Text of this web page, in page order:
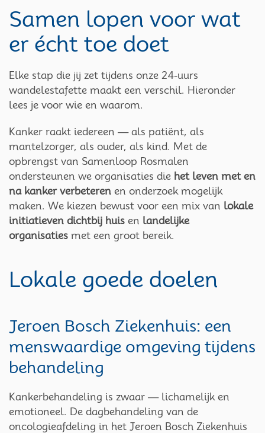
Samen lopen voor wat
er écht toe doet
Elke stap die jij zet tijdens onze 24-uurs
wandelestafette maakt een verschil. Hieronder
lees je voor wie en waarom.
Kanker raakt iedereen — als patiënt, als
mantelzorger, als ouder, als kind. Met de
opbrengst van Samenloop Rosmalen
ondersteunen we organisaties die het leven met en
na kanker verbeteren en onderzoek mogelijk
maken. We kiezen bewust voor een mix van lokale
initiatieven dichtbij huis en landelijke
organisaties met een groot bereik.
Lokale goede doelen
Jeroen Bosch Ziekenhuis: een
menswaardige omgeving tijdens
behandeling
Kankerbehandeling is zwaar — lichamelijk en
emotioneel. De dagbehandeling van de
oncologieafdeling in het Jeroen Bosch Ziekenhuis